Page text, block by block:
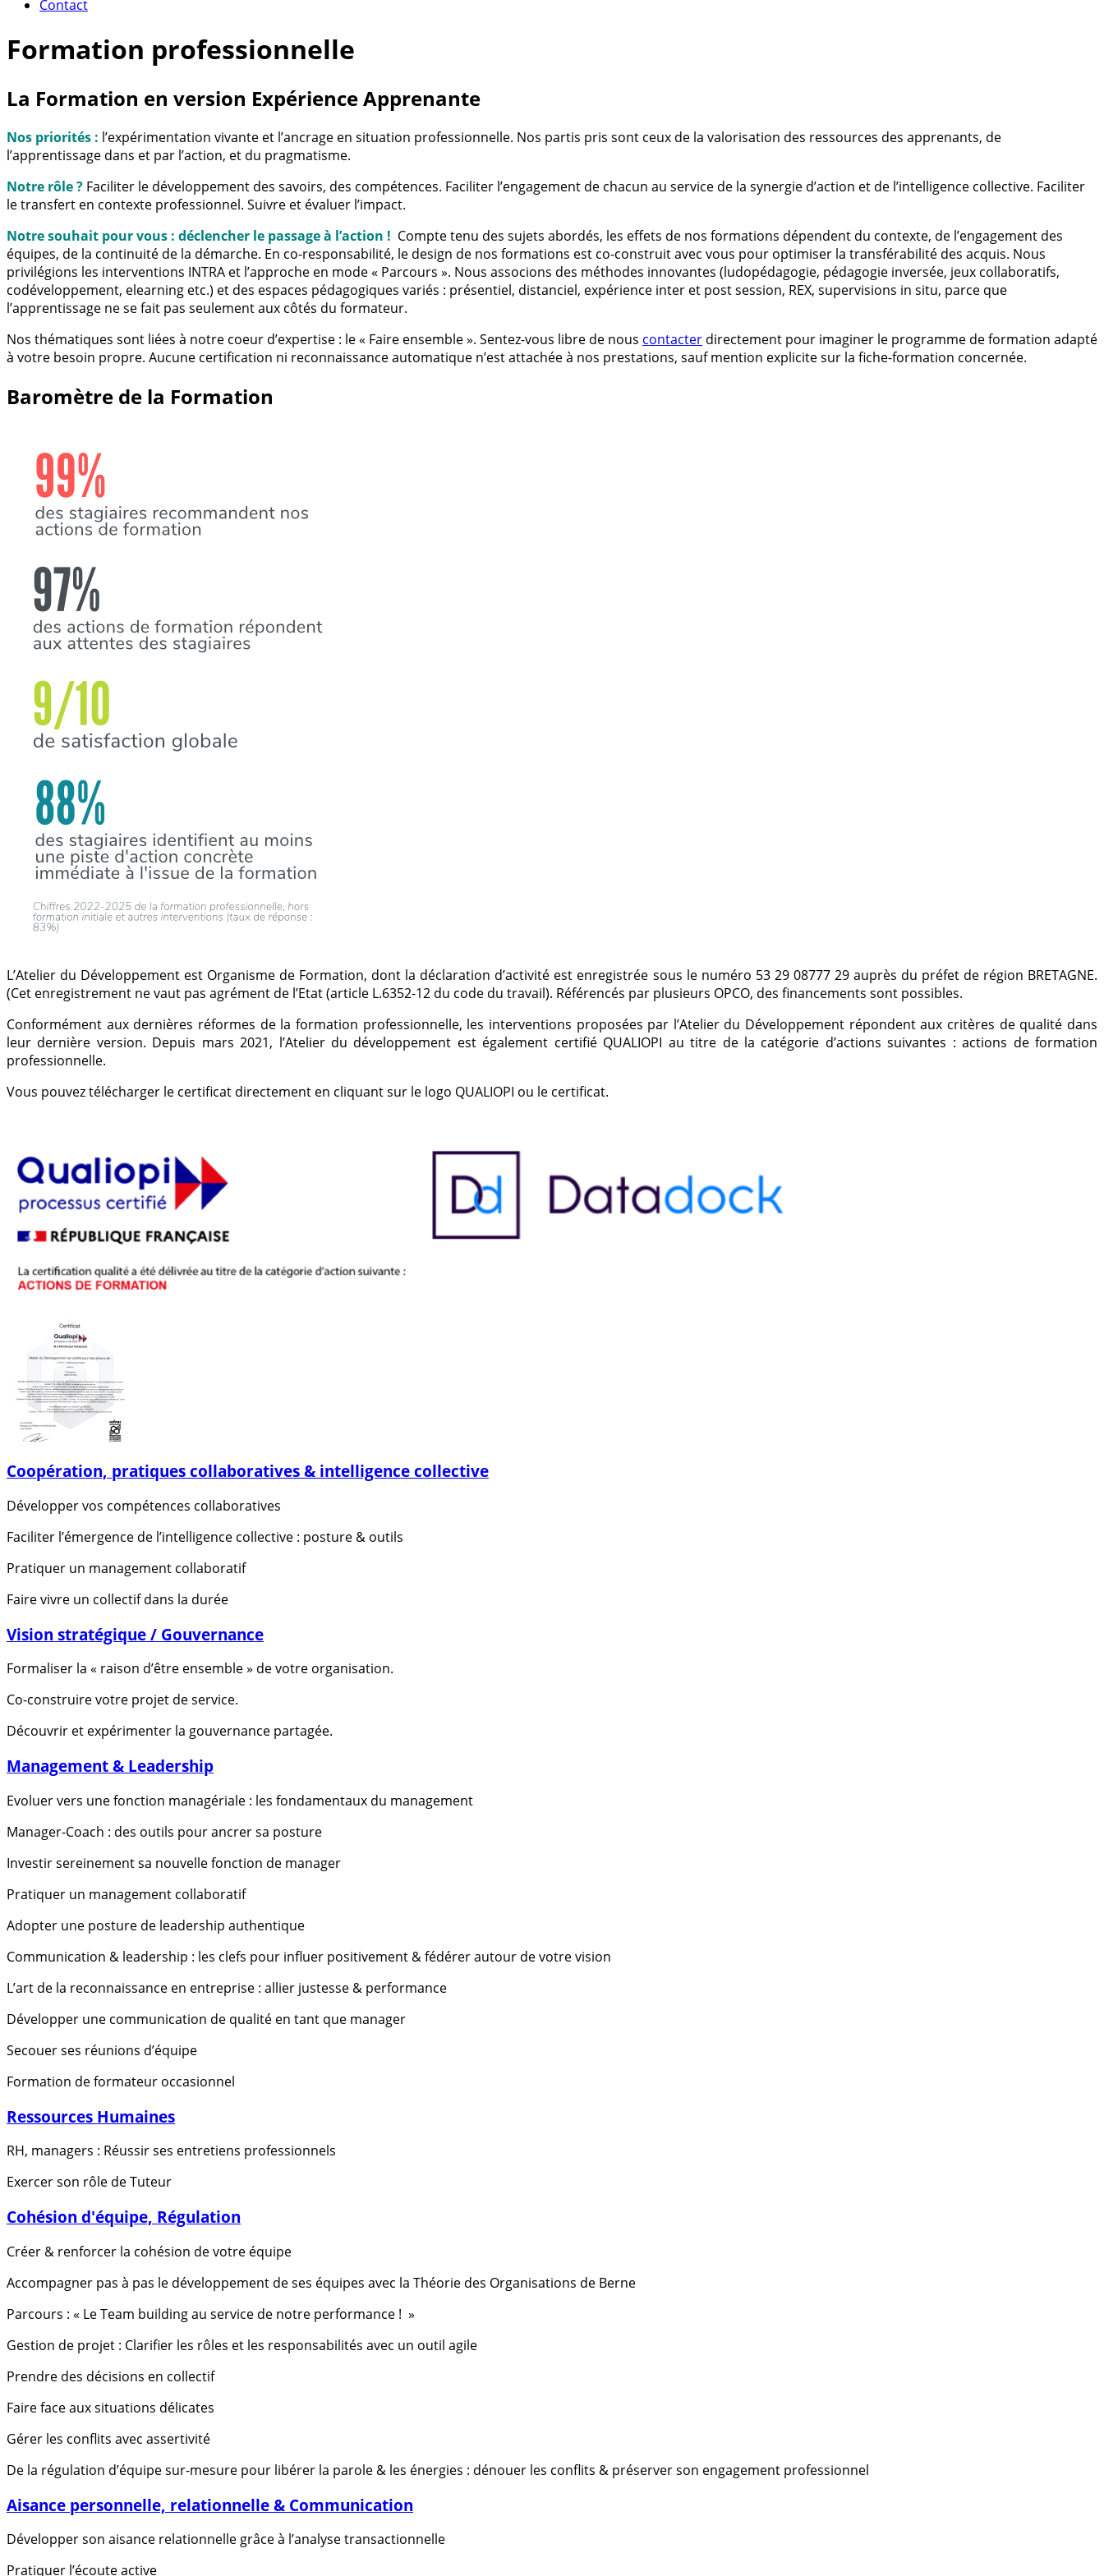
Contact
Formation professionnelle
La Formation en version Expérience Apprenante
Nos priorités : l’expérimentation vivante et l’ancrage en situation professionnelle. Nos partis pris sont ceux de la valorisation des ressources des apprenants, de
l’apprentissage dans et par l’action, et du pragmatisme.
Notre rôle ? Faciliter le développement des savoirs, des compétences. Faciliter l’engagement de chacun au service de la synergie d’action et de l’intelligence collective. Faciliter
le transfert en contexte professionnel. Suivre et évaluer l’impact.
Notre souhait pour vous : déclencher le passage à l’action ! Compte tenu des sujets abordés, les effets de nos formations dépendent du contexte, de l’engagement des
équipes, de la continuité de la démarche. En co-responsabilité, le design de nos formations est co-construit avec vous pour optimiser la transférabilité des acquis. Nous
privilégions les interventions INTRA et l’approche en mode « Parcours ». Nous associons des méthodes innovantes (ludopédagogie, pédagogie inversée, jeux collaboratifs,
codéveloppement, elearning etc.) et des espaces pédagogiques variés : présentiel, distanciel, expérience inter et post session, REX, supervisions in situ, parce que
l’apprentissage ne se fait pas seulement aux côtés du formateur.
Nos thématiques sont liées à notre coeur d’expertise : le « Faire ensemble ». Sentez-vous libre de nous contacter directement pour imaginer le programme de formation adapté
à votre besoin propre. Aucune certification ni reconnaissance automatique n’est attachée à nos prestations, sauf mention explicite sur la fiche-formation concernée.
Baromètre de la Formation
L’Atelier du Développement est Organisme de Formation, dont la déclaration d’activité est enregistrée sous le numéro 53 29 08777 29 auprès du préfet de région BRETAGNE.
(Cet enregistrement ne vaut pas agrément de l’Etat (article L.6352-12 du code du travail). Référencés par plusieurs OPCO, des financements sont possibles.
Conformément aux dernières réformes de la formation professionnelle, les interventions proposées par l’Atelier du Développement répondent aux critères de qualité dans
leur dernière version. Depuis mars 2021, l’Atelier du développement est également certifié QUALIOPI au titre de la catégorie d’actions suivantes : actions de formation
professionnelle.
Vous pouvez télécharger le certificat directement en cliquant sur le logo QUALIOPI ou le certificat.
Coopération, pratiques collaboratives & intelligence collective
Développer vos compétences collaboratives
Faciliter l’émergence de l’intelligence collective : posture & outils
Pratiquer un management collaboratif
Faire vivre un collectif dans la durée
Vision stratégique / Gouvernance
Formaliser la « raison d’être ensemble » de votre organisation.
Co-construire votre projet de service.
Découvrir et expérimenter la gouvernance partagée.
Management & Leadership
Evoluer vers une fonction managériale : les fondamentaux du management
Manager-Coach : des outils pour ancrer sa posture
Investir sereinement sa nouvelle fonction de manager
Pratiquer un management collaboratif
Adopter une posture de leadership authentique
Communication & leadership : les clefs pour influer positivement & fédérer autour de votre vision
L’art de la reconnaissance en entreprise : allier justesse & performance
Développer une communication de qualité en tant que manager
Secouer ses réunions d’équipe
Formation de formateur occasionnel
Ressources Humaines
RH, managers : Réussir ses entretiens professionnels
Exercer son rôle de Tuteur
Cohésion d'équipe, Régulation
Créer & renforcer la cohésion de votre équipe
Accompagner pas à pas le développement de ses équipes avec la Théorie des Organisations de Berne
Parcours : « Le Team building au service de notre performance ! »
Gestion de projet : Clarifier les rôles et les responsabilités avec un outil agile
Prendre des décisions en collectif
Faire face aux situations délicates
Gérer les conflits avec assertivité
De la régulation d’équipe sur-mesure pour libérer la parole & les énergies : dénouer les conflits & préserver son engagement professionnel
Aisance personnelle, relationnelle & Communication
Développer son aisance relationnelle grâce à l’analyse transactionnelle
Pratiquer l’écoute active